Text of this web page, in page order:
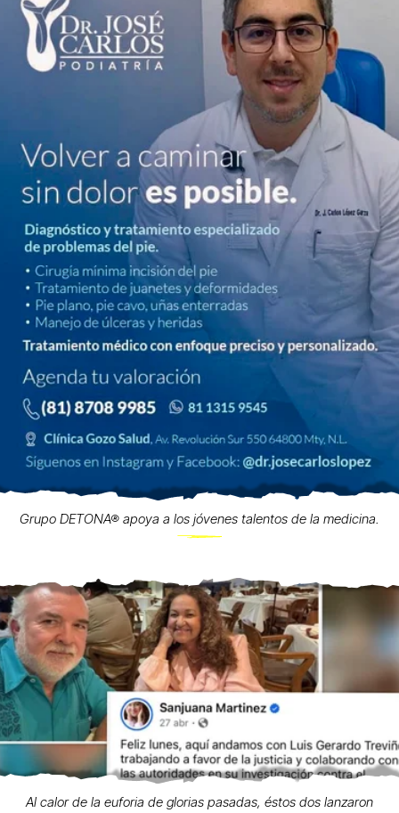
Grupo DETONA® apoya a los jóvenes talentos de la medicina.
Al calor de la euforia de glorias pasadas, éstos dos lanzaron